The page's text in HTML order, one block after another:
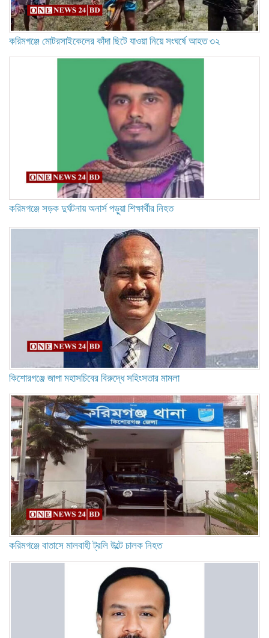
করিমগঞ্জে মোটরসাইকেলের কাঁদা ছিটে যাওয়া নিয়ে সংঘর্ষে আহত ৩২
করিমগঞ্জে সড়ক দুর্ঘটনায় অনার্স পড়ুয়া শিক্ষার্থীর নিহত
কিশোরগঞ্জে জাপা মহাসচিবের বিরুদ্ধে সহিংসতার মামলা
করিমগঞ্জে বাতাসে মালবাহী ট্রলি উল্টে চালক নিহত